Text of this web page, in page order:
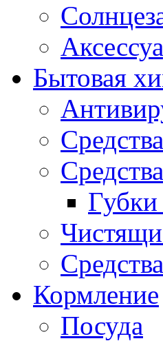
Бытовая
Кормление
Посуда